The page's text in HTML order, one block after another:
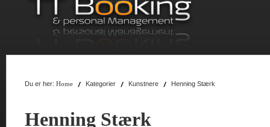
Du er her: Home Kategorier Kunstnere Henning Stærk
Henning Stærk